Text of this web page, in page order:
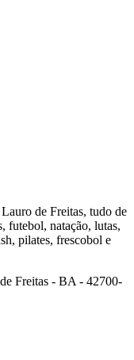
de Freitas, tudo de
futebol, natação, lutas,
pilates, frescobol e
Freitas - BA - 42700-